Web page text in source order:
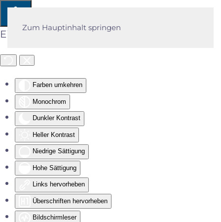
Eingabehilfen öffnen
Farben umkehren
Monochrom
Dunkler Kontrast
Heller Kontrast
Niedrige Sättigung
Hohe Sättigung
Links hervorheben
Überschriften hervorheben
Bildschirmleser
Zum Hauptinhalt springen